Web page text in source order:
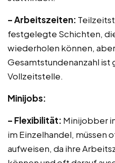
– Arbeitszeiten:
festgelegte Schichten,
wiederholen können,
Gesamtstundenanzahl ist
Vollzeitstelle.
Minijobs:
– Flexibilität: Minijobber
im Einzelhandel, müssen
aufweisen, da ihre